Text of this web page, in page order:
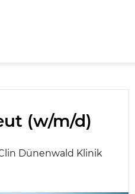
(w/m/d)
Dünenwald Klinik